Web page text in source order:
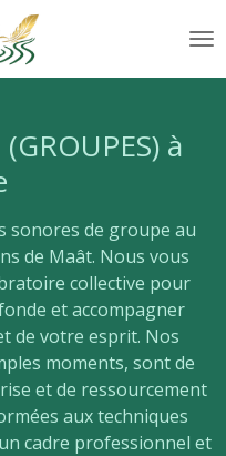
à
sonores de groupe au
de Maât. Nous vous
collective pour
et accompagner
de votre esprit. Nos
moments, sont de
et de ressourcement
aux techniques
cadre professionnel et